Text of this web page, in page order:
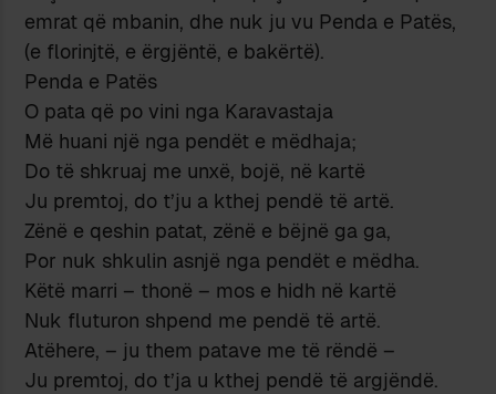
emrat që mbanin, dhe nuk ju vu Penda e Patës,
(e florinjtë, e ërgjëntë, e bakërtë).
Penda e Patës
O pata që po vini nga Karavastaja
Më huani një nga pendët e mëdhaja;
Do të shkruaj me unxë, bojë, në kartë
Ju premtoj, do t’ju a kthej pendë të artë.
Zënë e qeshin patat, zënë e bëjnë ga ga,
Por nuk shkulin asnjë nga pendët e mëdha.
Këtë marri – thonë – mos e hidh në kartë
Nuk fluturon shpend me pendë të artë.
Atëhere, – ju them patave me të rëndë –
Ju premtoj, do t’ja u kthej pendë të argjëndë.